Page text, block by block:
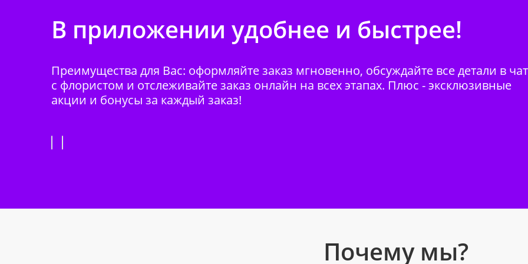
В приложении удобнее и быстрее!
Преимущества для Вас: оформляйте заказ мгновенно, обсуждайте все детали в
с флористом и отслеживайте заказ онлайн на всех этапах. Плюс - эксклюзивные
акции и бонусы за каждый заказ!
Почему мы?